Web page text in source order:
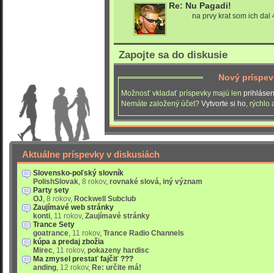
Re: Nu Pagadi!
na prvy krat som ich dal
Zapojte sa do diskusie
Nový
Možnosť vkladať príspevky majú len
Nemáte založený účet? Vytvorte si ho, rýchlo
Aktuálne príspevky v diskusiách
Slovensko-poľský slovník
PolishSlovak, 8 rokov, rovnaké slová, iný význam
Party sety
OJ, 8 rokov, Rockwell Subclub
Zaujímavé web stránky
konti, 11 rokov, Zaujímavé stránky
Trance Sety
goatrance, 11 rokov, Trance Radio Channels
kúpa a predaj zbožia
Mirec, 11 rokov, pokazeny hardisc
Ma zmysel prestať fajčiť ???
anding, 12 rokov, Re: určite má!